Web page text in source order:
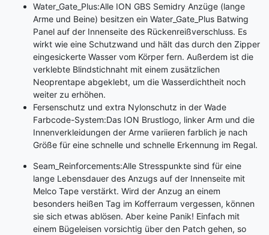
Water_Gate_Plus:Alle ION GBS Semidry Anzüge (lange
Arme und Beine) besitzen ein Water_Gate_Plus Batwing
Panel auf der Innenseite des Rückenreißverschluss. Es
wirkt wie eine Schutzwand und hält das durch den Zipper
eingesickerte Wasser vom Körper fern. Außerdem ist die
verklebte Blindstichnaht mit einem zusätzlichen
Neoprentape abgeklebt, um die Wasserdichtheit noch
weiter zu erhöhen.
Fersenschutz und extra Nylonschutz in der Wade
Farbcode-System:Das ION Brustlogo, linker Arm und die
Innenverkleidungen der Arme variieren farblich je nach
Größe für eine schnelle und schnelle Erkennung im Regal.
Seam_Reinforcements:Alle Stresspunkte sind für eine
lange Lebensdauer des Anzugs auf der Innenseite mit
Melco Tape verstärkt. Wird der Anzug an einem
besonders heißen Tag im Kofferraum vergessen, können
sie sich etwas ablösen. Aber keine Panik! Einfach mit
einem Bügeleisen vorsichtig über den Patch gehen, so